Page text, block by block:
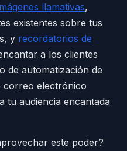
llamativas,
existentes sobre tus
y recordatorios de
a los clientes
de automatización de
correo electrónico
tu audiencia encantada
este poder?